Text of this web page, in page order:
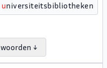
universiteitsbibliotheken
↓